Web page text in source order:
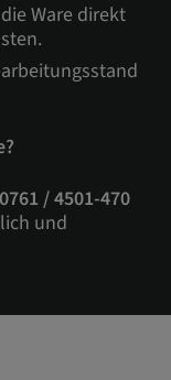
Ware direkt
0761 / 4501-470
und